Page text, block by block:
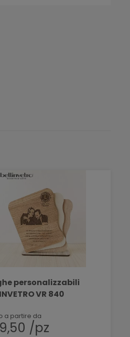
personalizzabili
VR 840
a partire da
/pz